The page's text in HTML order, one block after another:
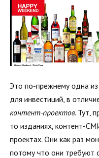
Это по-прежнему одна
для инвестиций, в
контент-проектов. Тут,
то изданиях, контент-
проектах. Они как раз
потому что они требуют